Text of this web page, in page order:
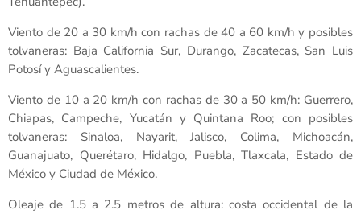
Viento de 20 a 30 km/h con rachas de 40 a 60 km/h y posibles
tolvaneras: Baja California Sur, Durango, Zacatecas, San Luis
Potosí y Aguascalientes.
Viento de 10 a 20 km/h con rachas de 30 a 50 km/h: Guerrero,
Chiapas, Campeche, Yucatán y Quintana Roo; con posibles
tolvaneras: Sinaloa, Nayarit, Jalisco, Colima, Michoacán,
Guanajuato, Querétaro, Hidalgo, Puebla, Tlaxcala, Estado de
México y Ciudad de México.
Oleaje de 1.5 a 2.5 metros de altura: costa occidental de la